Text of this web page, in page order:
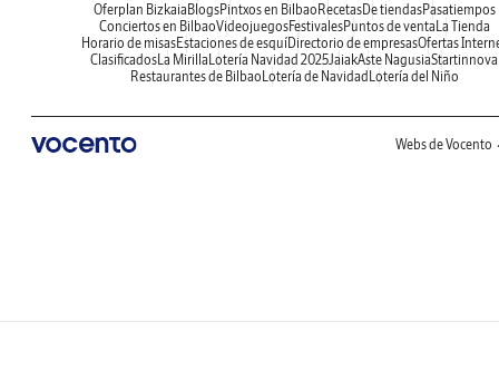
Oferplan Bizkaia BlogsPintxos en Bilbao RecetasDe tiendasPasatiempos
Conciertos en BilbaoVideojuegosFestivalesPuntos de venta La Tienda
Horario de misasEstaciones de esquíDirectorio de empresasOfertas
ClasificadosLa Mirilla Lotería Navidad 2025JaiakAste NagusiaStartinnova
Restaurantes de Bilbao Lotería de Navidad Lotería del Niño
Webs de Vocento